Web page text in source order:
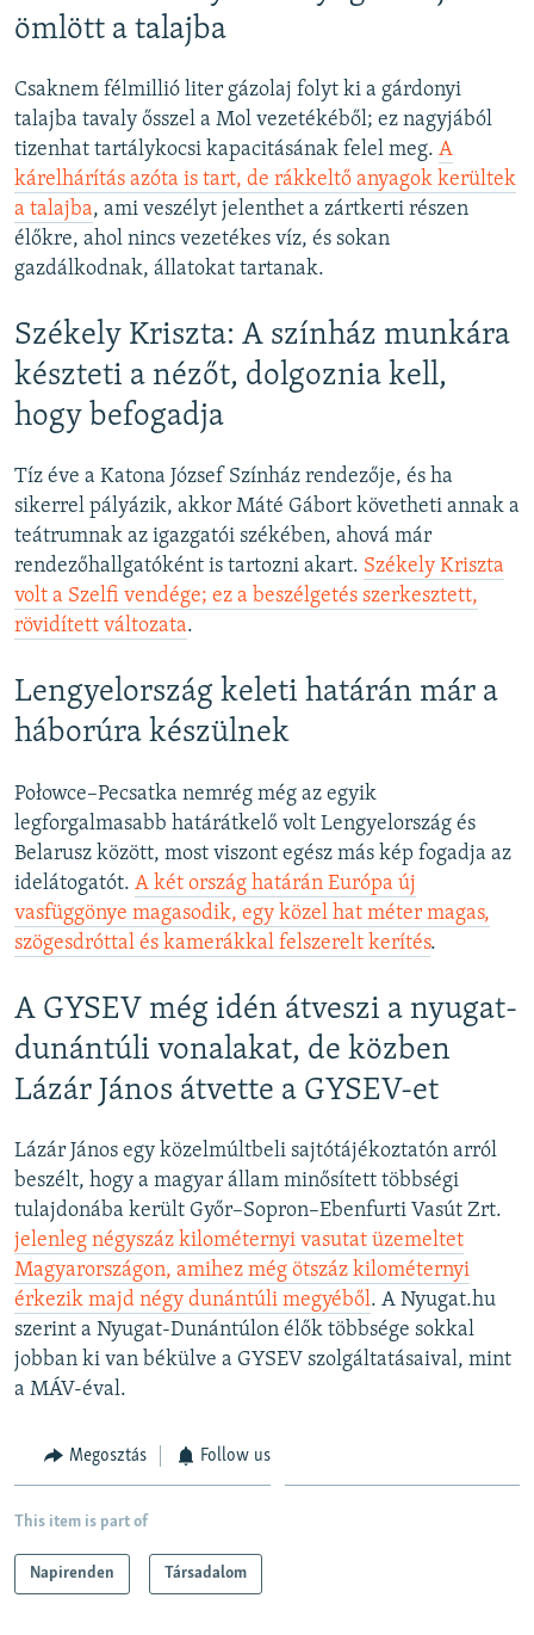
ömlött a talajba
Csaknem félmillió liter gázolaj folyt ki a gárdonyi
talajba tavaly ősszel a Mol vezetékéből; ez nagyjából
tizenhat tartálykocsi kapacitásának felel meg. A
kárelhárítás azóta is tart, de rákkeltő anyagok kerültek
a talajba, ami veszélyt jelenthet a zártkerti részen
élőkre, ahol nincs vezetékes víz, és sokan
gazdálkodnak, állatokat tartanak.
Székely Kriszta: A színház munkára
készteti a nézőt, dolgoznia kell,
hogy befogadja
Tíz éve a Katona József Színház rendezője, és ha
sikerrel pályázik, akkor Máté Gábort követheti annak a
teátrumnak az igazgatói székében, ahová már
rendezőhallgatóként is tartozni akart. Székely Kriszta
volt a Szelfi vendége; ez a beszélgetés szerkesztett,
rövidített változata.
Lengyelország keleti határán már a
háborúra készülnek
Połowce–Pecsatka nemrég még az egyik
legforgalmasabb határátkelő volt Lengyelország és
Belarusz között, most viszont egész más kép fogadja az
idelátogatót. A két ország határán Európa új
vasfüggönye magasodik, egy közel hat méter magas,
szögesdróttal és kamerákkal felszerelt kerítés.
A GYSEV még idén átveszi a nyugat-
dunántúli vonalakat, de közben
Lázár János átvette a GYSEV-et
Lázár János egy közelmúltbeli sajtótájékoztatón arról
beszélt, hogy a magyar állam minősített többségi
tulajdonába került Győr–Sopron–Ebenfurti Vasút Zrt.
jelenleg négyszáz kilométernyi vasutat üzemeltet
Magyarországon, amihez még ötszáz kilométernyi
érkezik majd négy dunántúli megyéből. A Nyugat.hu
szerint a Nyugat-Dunántúlon élők többsége sokkal
jobban ki van békülve a GYSEV szolgáltatásaival, mint
a MÁV-éval.
Megosztás Follow us
This item is part of
Napirenden Társadalom